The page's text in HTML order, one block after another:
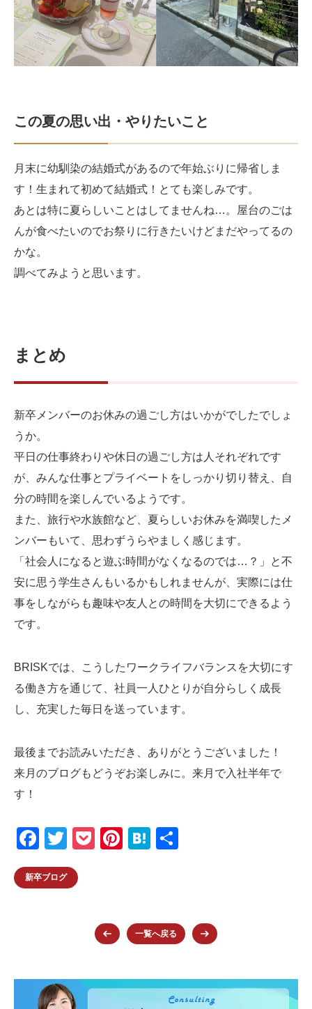
この夏の思い出・やりたいこと
月末に幼馴染の結婚式があるので年始ぶりに帰省しま
す！生まれて初めて結婚式！とても楽しみです。
あとは特に夏らしいことはしてませんね…。屋台のごは
んが食べたいのでお祭りに行きたいけどまだやってるの
かな。
調べてみようと思います。
まとめ
新卒メンバーのお休みの過ごし方はいかがでしたでしょ
うか。
平日の仕事終わりや休日の過ごし方は人それぞれです
が、みんな仕事とプライベートをしっかり切り替え、自
分の時間を楽しんでいるようです。
また、旅行や水族館など、夏らしいお休みを満喫したメ
ンバーもいて、思わずうらやましく感じます。
「社会人になると遊ぶ時間がなくなるのでは…？」と不
安に思う学生さんもいるかもしれませんが、実際には仕
事をしながらも趣味や友人との時間を大切にできるよう
です。
BRISKでは、こうしたワークライフバランスを大切にす
る働き方を通じて、社員一人ひとりが自分らしく成長
し、充実した毎日を送っています。
最後までお読みいただき、ありがとうございました！
来月のブログもどうぞお楽しみに。来月で入社半年で
す！
F
a
c
o
k
T
wi
tt
P
Pi
st
H
a
新卒ブログ
一覧へ戻る